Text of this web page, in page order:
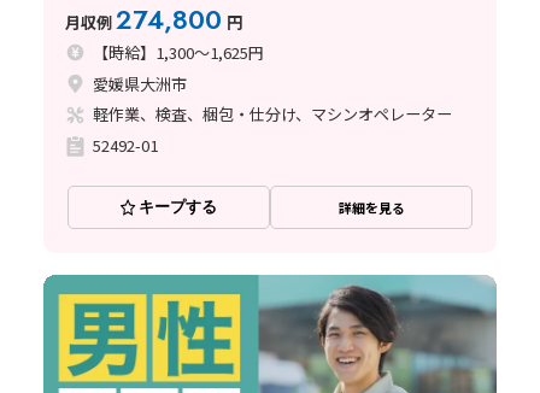
年齢層幅広く活躍中／愛媛県／2026年メーカー様直接
雇用実績有り
月収例274,800 円
【時給】1,300～1,625円
愛媛県大洲市
軽作業、検査、梱包・仕分け、マシンオペレーター
52492-01
キープする 詳細を見る